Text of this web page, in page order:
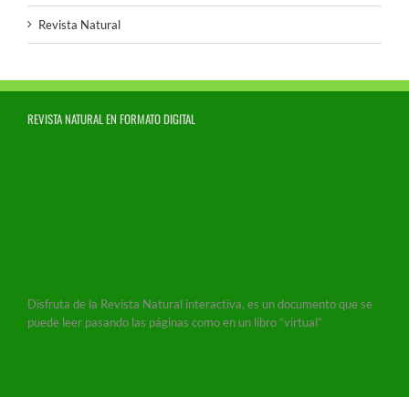
Revista Natural
REVISTA NATURAL EN FORMATO DIGITAL
Disfruta de la Revista Natural interactiva, es un documento que se
puede leer pasando las páginas como en un libro “virtual”